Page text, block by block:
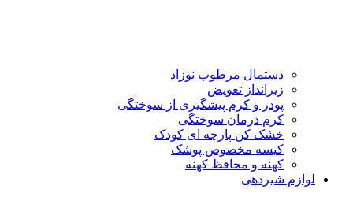
دستمال مرطوب نوزاد
زیرانداز تعویض
پودر و کرم پیشگیری از سوختگی
کرم درمان سوختگی
خشک کن پارچه ای کودک
کیسه مخصوص پوشک
کهنه و محافظ کهنه
لوازم شیردهی